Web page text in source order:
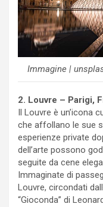
Immagine |
2. Louvre – Parigi,
Il Louvre è un’icona
che affollano le sue
esperienze private
dell’arte possono
seguite da cene
Immaginate di
Louvre, circondati
“Gioconda” di